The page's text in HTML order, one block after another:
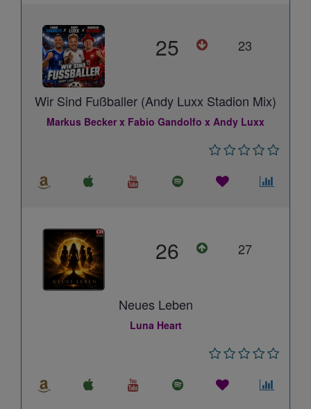
25 23
Wir Sind Fußballer (Andy Luxx Stadion Mix)
Markus Becker x Fabio Gandolfo x Andy Luxx
26 27
Neues Leben
Luna Heart